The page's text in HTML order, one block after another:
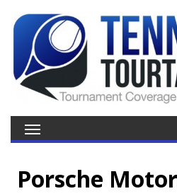
Porsche